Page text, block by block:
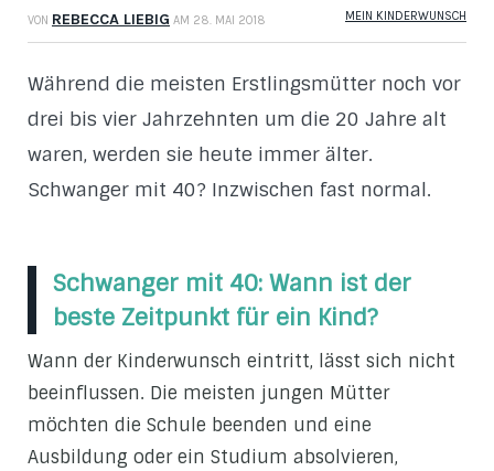
VON REBECCA LIEBIG AM 28. MAI 2018 MEIN KINDERWUNSCH
Während die meisten Erstlingsmütter noch vor
drei bis vier Jahrzehnten um die 20 Jahre alt
waren, werden sie heute immer älter.
Schwanger mit 40? Inzwischen fast normal.
Schwanger mit 40: Wann ist der
beste Zeitpunkt für ein Kind?
Wann der Kinderwunsch eintritt, lässt sich nicht
beeinflussen. Die meisten jungen Mütter
möchten die Schule beenden und eine
Ausbildung oder ein Studium absolvieren,